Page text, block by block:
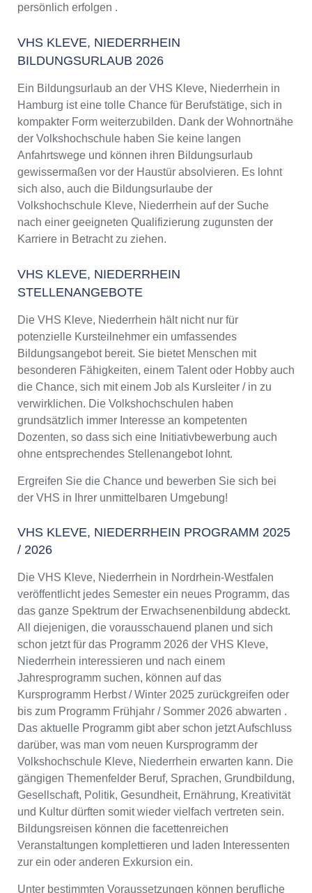
persönlich erfolgen .
VHS KLEVE, NIEDERRHEIN
BILDUNGSURLAUB 2026
Ein Bildungsurlaub an der VHS Kleve, Niederrhein in
Hamburg ist eine tolle Chance für Berufstätige, sich in
kompakter Form weiterzubilden. Dank der Wohnortnähe
der Volkshochschule haben Sie keine langen
Anfahrtswege und können ihren Bildungsurlaub
gewissermaßen vor der Haustür absolvieren. Es lohnt
sich also, auch die Bildungsurlaube der
Volkshochschule Kleve, Niederrhein auf der Suche
nach einer geeigneten Qualifizierung zugunsten der
Karriere in Betracht zu ziehen.
VHS KLEVE, NIEDERRHEIN
STELLENANGEBOTE
Die VHS Kleve, Niederrhein hält nicht nur für
potenzielle Kursteilnehmer ein umfassendes
Bildungsangebot bereit. Sie bietet Menschen mit
besonderen Fähigkeiten, einem Talent oder Hobby auch
die Chance, sich mit einem Job als Kursleiter / in zu
verwirklichen. Die Volkshochschulen haben
grundsätzlich immer Interesse an kompetenten
Dozenten, so dass sich eine Initiativbewerbung auch
ohne entsprechendes Stellenangebot lohnt.
Ergreifen Sie die Chance und bewerben Sie sich bei
der VHS in Ihrer unmittelbaren Umgebung!
VHS KLEVE, NIEDERRHEIN PROGRAMM 2025
/ 2026
Die VHS Kleve, Niederrhein in Nordrhein-Westfalen
veröffentlicht jedes Semester ein neues Programm, das
das ganze Spektrum der Erwachsenenbildung abdeckt.
All diejenigen, die vorausschauend planen und sich
schon jetzt für das Programm 2026 der VHS Kleve,
Niederrhein interessieren und nach einem
Jahresprogramm suchen, können auf das
Kursprogramm Herbst / Winter 2025 zurückgreifen oder
bis zum Programm Frühjahr / Sommer 2026 abwarten .
Das aktuelle Programm gibt aber schon jetzt Aufschluss
darüber, was man vom neuen Kursprogramm der
Volkshochschule Kleve, Niederrhein erwarten kann. Die
gängigen Themenfelder Beruf, Sprachen, Grundbildung,
Gesellschaft, Politik, Gesundheit, Ernährung, Kreativität
und Kultur dürften somit wieder vielfach vertreten sein.
Bildungsreisen können die facettenreichen
Veranstaltungen komplettieren und laden Interessenten
zur ein oder anderen Exkursion ein.
Unter bestimmten Voraussetzungen können berufliche